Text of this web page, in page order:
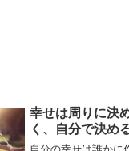
幸せは周りに決
く、自分で決め